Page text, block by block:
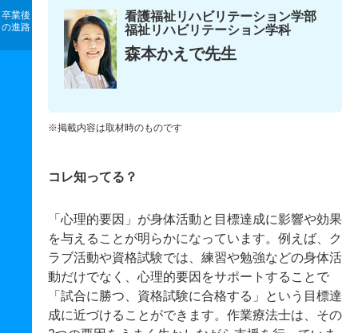
卒業後
の進路
看護福祉リハビリテーション学部
福祉リハビリテーション学科
森本かえで先生
※掲載内容は取材時のものです
コレ知ってる？
「心理的要因」が身体活動と目標達成に影響や効果
を与えることが明らかになっています。例えば、ク
ラブ活動や資格試験では、練習や勉強などの身体活
動だけでなく、心理的要因をサポートすることで
「試合に勝つ、資格試験に合格する」という目標達
成に近づけることができます。作業療法士は、その